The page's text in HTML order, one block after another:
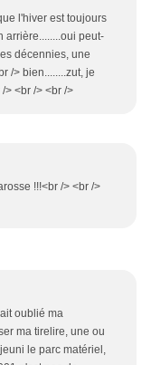
l'hiver est toujours
arrière........oui peut-
décennies, une
/> bien........zut, je
> <br /> <br />
!!!<br /> <br />
oublié ma
ma tirelire, une ou
le parc matériel,